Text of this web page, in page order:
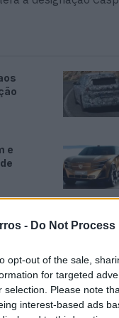
- Do Not
opt-out of the sale,
for targeted
selection. Please note
interest-based ads
e
robusto mas
pixelizados.